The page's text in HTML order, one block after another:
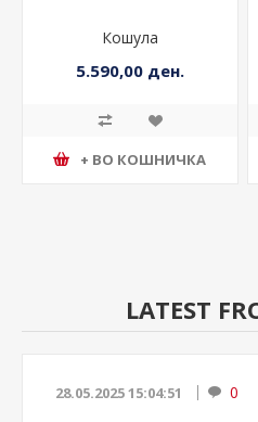
Кошула
5.590,00 ден.
+ ВО КОШНИЧКА
LATEST
28.05.2025 15:04:51 0